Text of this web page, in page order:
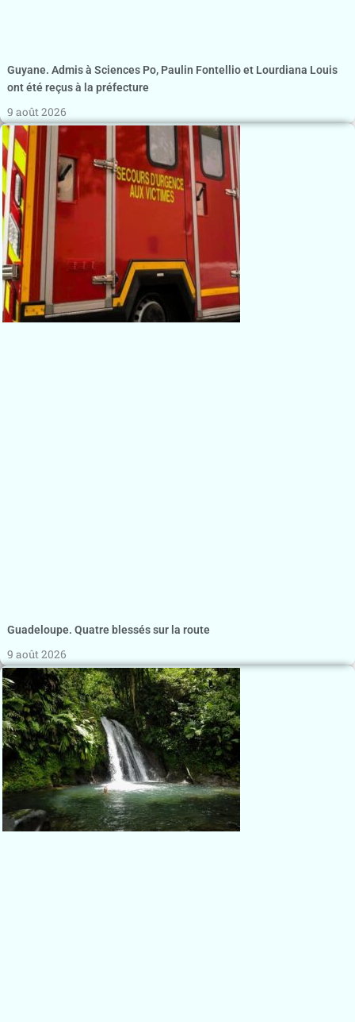
Guyane. Admis à Sciences Po, Paulin Fontellio et Lourdiana Louis
ont été reçus à la préfecture
9 août 2026
Guadeloupe. Quatre blessés sur la route
9 août 2026